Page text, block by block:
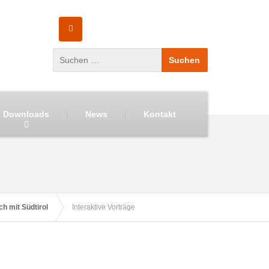
Downloads News Kontakt
mit Südtirol Interaktive Vorträge